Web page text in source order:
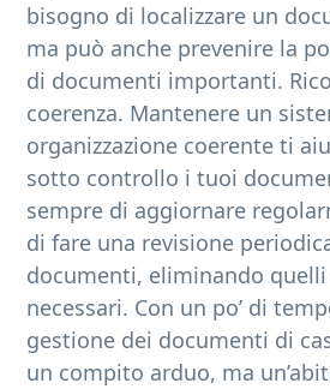
bisogno di localizzare un
ma può anche prevenire la
di documenti importanti.
coerenza. Mantenere un
organizzazione coerente ti
sotto controllo i tuoi
sempre di aggiornare
di fare una revisione
documenti, eliminando
necessari. Con un po’ di
gestione dei documenti di
un compito arduo, ma